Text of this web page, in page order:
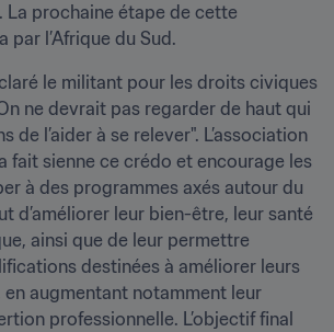
. La prochaine étape de cette
par l’Afrique du Sud.
le militant pour les droits civiques
ne devrait pas regarder de haut qui
de l’aider à se relever". L’association
fait sienne ce crédo et encourage les
à des programmes axés autour du
d’améliorer leur bien-être, leur santé
ainsi que de leur permettre
destinées à améliorer leurs
augmentant notamment leur
professionnelle. L’objectif final